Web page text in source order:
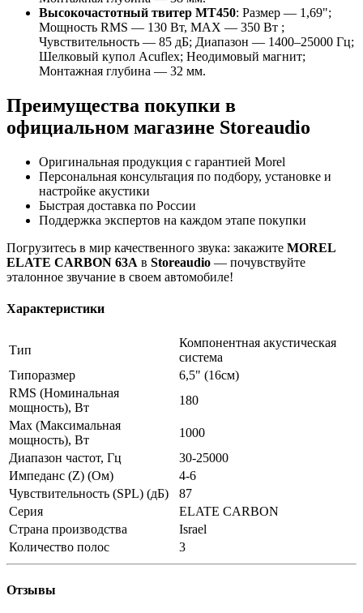
Высокочастотный твитер MT450: Размер — 1,69";
Мощность RMS — 130 Вт, MAX — 350 Вт ;
Чувствительность — 85 дБ; Диапазон — 1400–25000 Гц;
Шелковый купол Acuflex; Неодимовый магнит;
Монтажная глубина — 32 мм.
Преимущества покупки в
официальном магазине Storeaudio
Оригинальная продукция с гарантией Morel
Персональная консультация по подбору, установке и
настройке акустики
Быстрая доставка по России
Поддержка экспертов на каждом этапе покупки
Погрузитесь в мир качественного звука: закажите MOREL
ELATE CARBON 63A в Storeaudio — почувствуйте
эталонное звучание в своем автомобиле!
Характеристики
Тип
Компонентная акустическая
система
Типоразмер
6,5" (16см)
RMS (Номинальная
мощность), Вт
180
Max (Максимальная
мощность), Вт
1000
Диапазон частот, Гц
30-25000
Импеданс (Z) (Ом)
4-6
Чувствительность (SPL) (дБ)
87
Серия
ELATE CARBON
Страна производства
Israel
Количество полос
3
Отзывы